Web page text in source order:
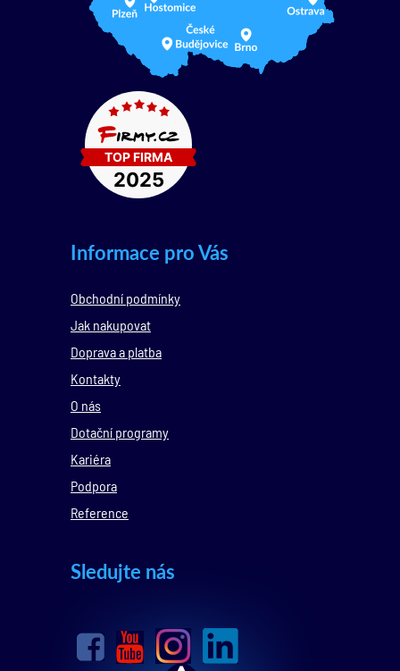
Informace pro Vás
Obchodní podmínky
Jak nakupovat
Doprava a platba
Kontakty
O nás
Dotační programy
Kariéra
Podpora
Reference
Sledujte nás